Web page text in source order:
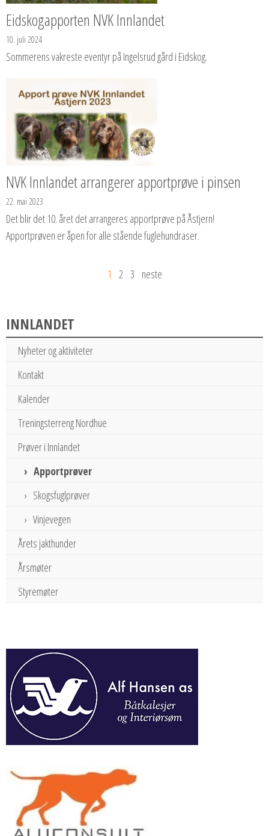
Eidskogapporten NVK Innlandet
10. juli 2024
Sommerens vakreste eventyr på Ingelsrud gård i Eidskog.
NVK Innlandet arrangerer apportprøve i pinsen
22. mai 2023
Det blir det 10. året det arrangeres apportprøve på Åstjern!
Apportprøven er åpen for alle stående fuglehundraser.
1 2 3 neste
INNLANDET
Nyheter og aktiviteter
Kontakt
Kalender
Treningsterreng Nordhue
Prøver i Innlandet
Apportprøver
Skogsfuglprøver
Vinjevegen
Årets jakthunder
Årsmøter
Styremøter